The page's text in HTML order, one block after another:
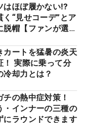
はほぼ履かない⁉
く“見せコーデ”とア
脱帽【ファンが選ぶ
カートを猛暑の炎天
！ 実際に乗って分
冷却力とは？
の熱中症対策！
・インナーの三種の
にラウンドできます